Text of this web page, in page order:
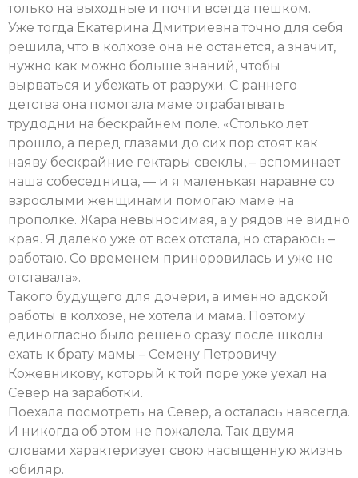
только на выходные и почти всегда пешком.
Уже тогда Екатерина Дмитриевна точно для себя
решила, что в колхозе она не останется, а значит,
нужно как можно больше знаний, чтобы
вырваться и убежать от разрухи. С раннего
детства она помогала маме отрабатывать
трудодни на бескрайнем поле. «Столько лет
прошло, а перед глазами до сих пор стоят как
наяву бескрайние гектары свеклы, – вспоминает
наша собеседница, — и я маленькая наравне со
взрослыми женщинами помогаю маме на
прополке. Жара невыносимая, а у рядов не видно
края. Я далеко уже от всех отстала, но стараюсь –
работаю. Со временем приноровилась и уже не
отставала».
Такого будущего для дочери, а именно адской
работы в колхозе, не хотела и мама. Поэтому
единогласно было решено сразу после школы
ехать к брату мамы – Семену Петровичу
Кожевникову, который к той поре уже уехал на
Север на заработки.
Поехала посмотреть на Север, а осталась навсегда.
И никогда об этом не пожалела. Так двумя
словами характеризует свою насыщенную жизнь
юбиляр.